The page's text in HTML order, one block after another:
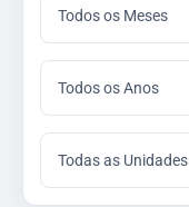
Todos os Meses
Todos os Anos
Todas as Unidades